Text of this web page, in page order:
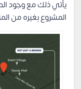
يأتي ذلك مع وجود
المشروع بغيره من